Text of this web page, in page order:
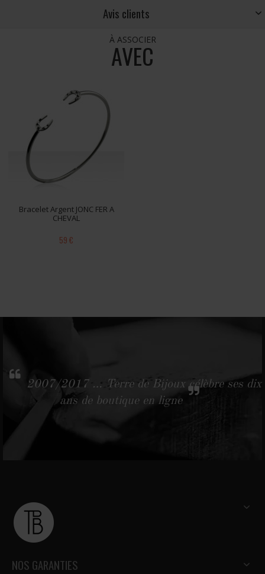
Avis clients
À ASSOCIER
AVEC
Bracelet Argent JONC FER A
CHEVAL
59 €
2007/2017 … Terre de Bijoux célèbre ses dix
ans de boutique en ligne
NOS GARANTIES